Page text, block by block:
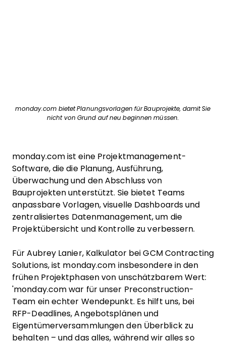
monday.com bietet Planungsvorlagen für Bauprojekte, damit Sie
nicht von Grund auf neu beginnen müssen.
monday.com ist eine Projektmanagement-
Software, die die Planung, Ausführung,
Überwachung und den Abschluss von
Bauprojekten unterstützt. Sie bietet Teams
anpassbare Vorlagen, visuelle Dashboards und
zentralisiertes Datenmanagement, um die
Projektübersicht und Kontrolle zu verbessern.
Für Aubrey Lanier, Kalkulator bei GCM Contracting
Solutions, ist monday.com insbesondere in den
frühen Projektphasen von unschätzbarem Wert:
'monday.com war für unser Preconstruction-
Team ein echter Wendepunkt. Es hilft uns, bei
RFP-Deadlines, Angebotsplänen und
Eigentümerversammlungen den Überblick zu
behalten – und das alles, während wir alles so